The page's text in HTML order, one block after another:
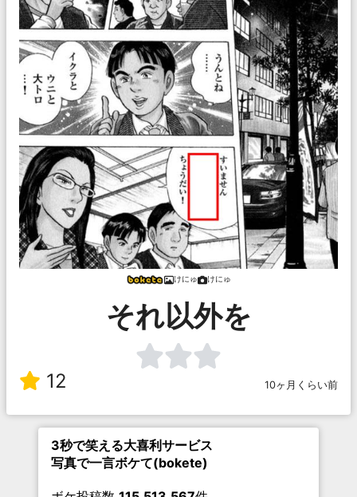
けにゅ けにゅ
それ以外を
12 10ヶ月くらい前
3秒で笑える大喜利サービス
写真で一言ボケて(bokete)